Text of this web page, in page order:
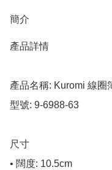
簡介
產品詳情
產品名稱: Kuromi 線圈
型號: 9-6988-63
尺寸
• 闊度: 10.5cm